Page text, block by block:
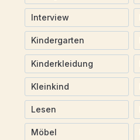
Interview
Kindergarten
Kinderkleidung
Kleinkind
Lesen
Möbel